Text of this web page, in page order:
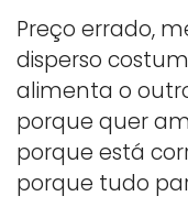
Preço errado,
disperso
alimenta o
porque quer
porque está
porque tudo